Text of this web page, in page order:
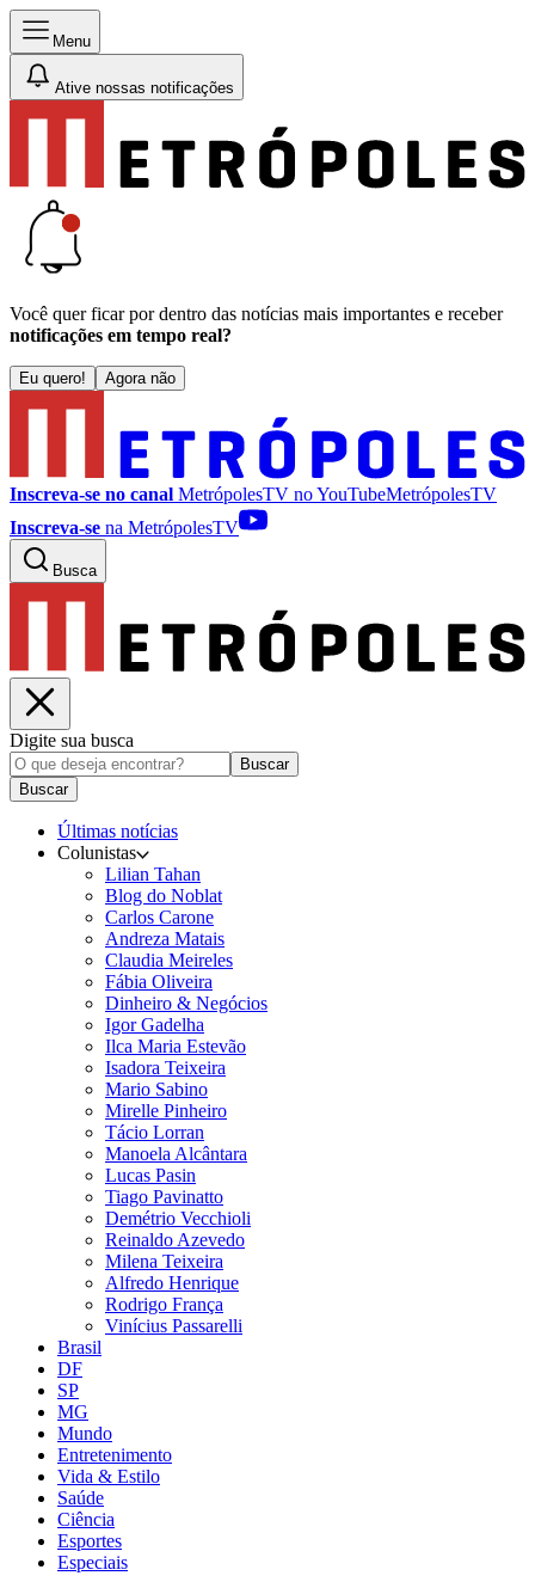
Menu
Ative nossas notificações
Você quer ficar por dentro das notícias mais importantes e receber
notificações em tempo real?
Eu quero! Agora não
Inscreva-se no canal MetrópolesTV noYouTubeMetrópolesTV
Inscreva-se na MetrópolesTV
Busca
Digite sua busca
Buscar
Buscar
Últimas notícias
Colunistas
Lilian Tahan
Blog do Noblat
Carlos Carone
Andreza Matais
Claudia Meireles
Fábia Oliveira
Dinheiro & Negócios
Igor Gadelha
Ilca Maria Estevão
Isadora Teixeira
Mario Sabino
Mirelle Pinheiro
Tácio Lorran
Manoela Alcântara
Lucas Pasin
Tiago Pavinatto
Demétrio Vecchioli
Reinaldo Azevedo
Milena Teixeira
Alfredo Henrique
Rodrigo França
Vinícius Passarelli
Brasil
DF
SP
MG
Mundo
Entretenimento
Vida & Estilo
Saúde
Ciência
Esportes
Especiais